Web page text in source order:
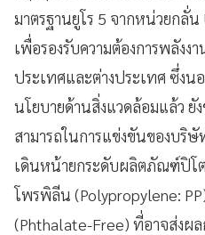
มาตรฐานยูโร 5 จากหน่วยกลั่
เพื่อรองรับความต้องการพลัง
ประเทศและต่างประเทศ ซึ่งน
นโยบายด้านสิ่งแวดล้อมแล้ว ยั
สามารถในการแข่งขันของบริษั
เดินหน้ายกระดับผลิตภัณฑ์ปิโ
โพรพิลีน (Polypropylene:
(Phthalate-Free) ที่อาจส่งผ